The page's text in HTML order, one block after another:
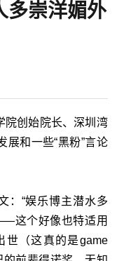
多崇洋媚外
院创始院长、深圳湾
展和一些“黑粉”言论
：“娱乐博主潜水多
这个好像也特适用
世（这真的是game